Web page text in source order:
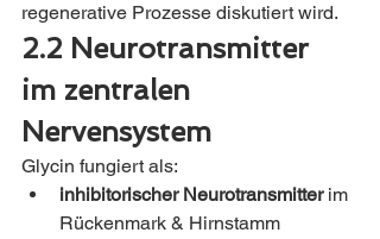
regenerative Prozesse diskutiert wird.
2.2 Neurotransmitter
im zentralen
Nervensystem
Glycin fungiert als:
inhibitorischer Neurotransmitter im
Rückenmark & Hirnstamm